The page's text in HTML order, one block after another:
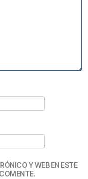
Y WEB EN ESTE